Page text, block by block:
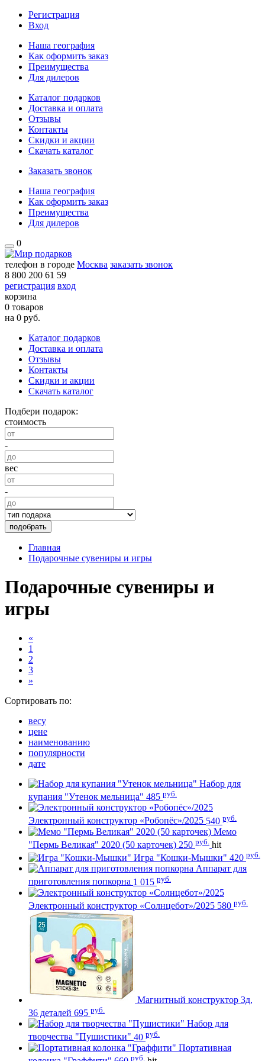
Регистрация
Вход
Наша география
Как оформить заказ
Преимущества
Для дилеров
Каталог подарков
Доставка и оплата
Отзывы
Контакты
Скидки и акции
Скачать каталог
Заказать звонок
Наша география
Как оформить заказ
Преимущества
Для дилеров
0
телефон в городе Москва заказать звонок
8 800 200 61 59
регистрация вход
корзина
0 товаров
на 0 руб.
Каталог подарков
Доставка и оплата
Отзывы
Контакты
Скидки и акции
Скачать каталог
Подбери подарок:
стоимость
-
вес
-
подобрать
Главная
Подарочные сувениры и игры
Подарочные сувениры и
игры
«
1
2
3
»
Сортировать по:
весу
цене
наименованию
популярности
дате
Набор для
купания "Утенок мельница" 485 руб.
Электронный конструктор «Робопёс»/2025 540 руб.
Мемо
"Пермь Великая" 2020 (50 карточек) 250 руб. hit
Игра "Кошки-Мышки" 420 руб.
Аппарат для
приготовления попкорна 1 015 руб.
Электронный конструктор «Солнцебот»/2025 580 руб.
Магнитный конструктор 3д,
36 деталей 695 руб.
Набор для
творчества "Пушистики" 40 руб.
Портативная
руб.